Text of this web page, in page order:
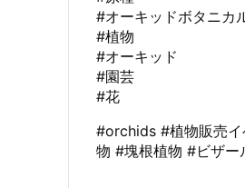
#オーキッドボタニカ
#植物
#オーキッド
#園芸
#花
#orchids #植物販売
物 #塊根植物 #ビザ